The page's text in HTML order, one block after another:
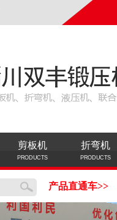
剪板机
PRODUCTS
折弯机
PRODUCTS
产品直通车>>